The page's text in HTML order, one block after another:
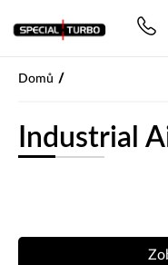
Domů /
Industrial